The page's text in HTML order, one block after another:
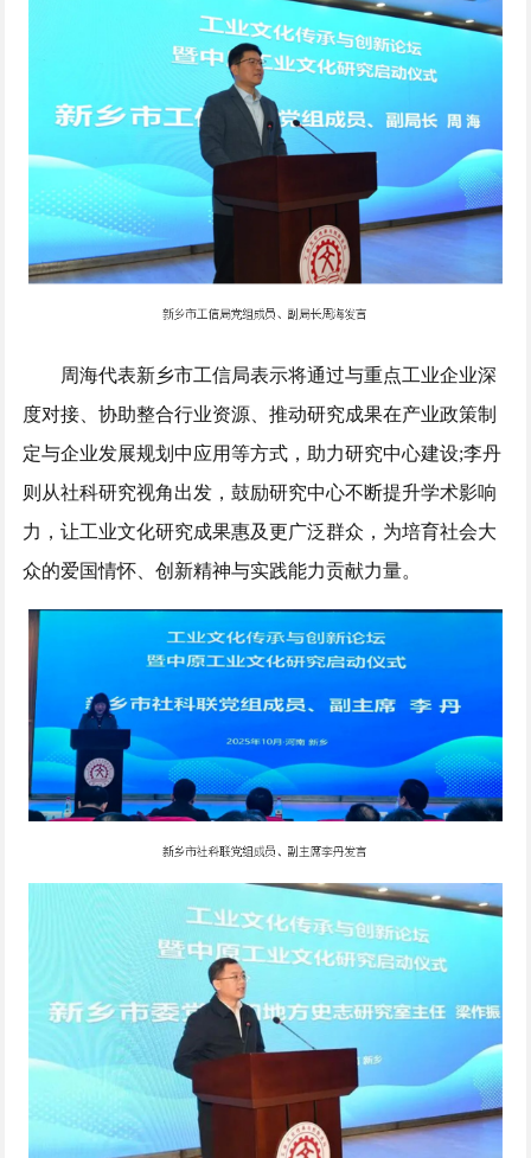
周海代表新乡市工信局表示将通过与重点工业企业深
度对接、协助整合行业资源、推动研究成果在产业政策制
定与企业发展规划中应用等方式，助力研究中心建设;李丹
则从社科研究视角出发，鼓励研究中心不断提升学术影响
力，让工业文化研究成果惠及更广泛群众，为培育社会大
众的爱国情怀、创新精神与实践能力贡献力量。